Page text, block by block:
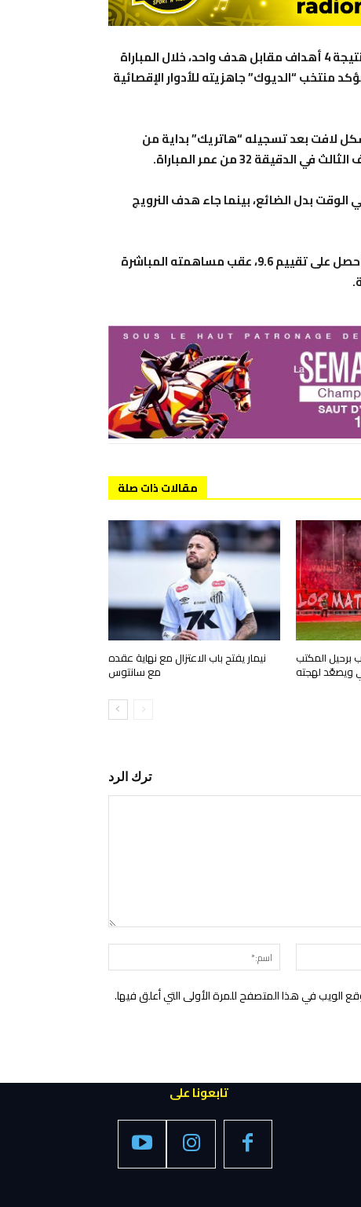
حقق المنتخب الفرنسي فوزاً عريضاً على نظيره النرويجي بنتيجة 4 أهداف مقابل هدف واحد، خلال المباراة
منتخب “الديوك” جاهزيته للأدوار الإقصائية
لافت بعد تسجيله “هاتريك” بداية من
الوقت بدل الضائع، بينما جاء هدف النرويج
ونال عثمان ديمبيلي جائزة أفضل لاعب في المباراة بعدما حصل على تقييم 9.6، عقب مساهمته المباشرة
مقالات ذات صلة
المكتب
ويصعّد لهجته
نيمار يفتح باب الاعتزال مع نهاية عقده
مع سانتوس
ترك الرد
البريد
الإلكتروني:*
الويب في هذا المتصفح للمرة الأولى التي أعلق فيها.
تابعونا على